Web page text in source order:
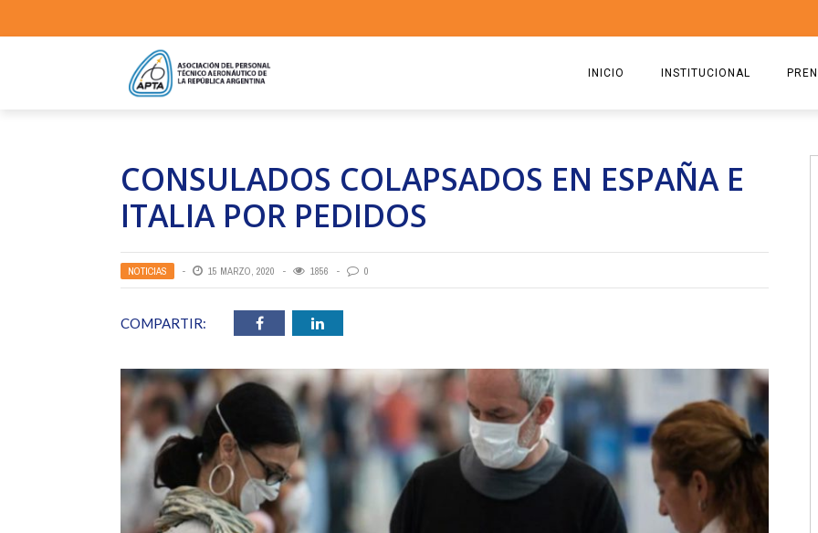
INICIO INSTITUCIONAL
ESTATUTO
RICARDO CIRIELLI
CONSULADOS COLAPSADOS EN ESPAÑA E
ITALIA POR PEDIDOS
NOTICIAS 15 MARZO, 2020 1856 0
COMPARTIR: